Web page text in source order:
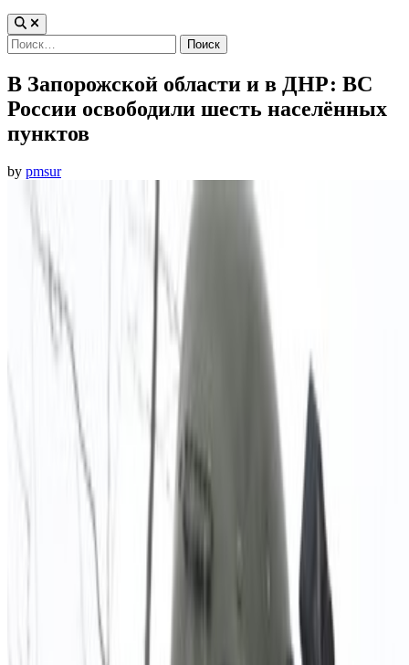
Найти:
В Запорожской области и в ДНР: ВС
России освободили шесть населённых
пунктов
by pmsur